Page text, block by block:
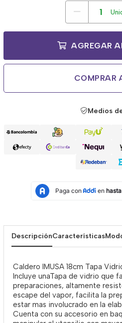
AGREGAR
COMPRAR
Medios
DescripciónCaracterísticas
Caldero IMUSA 18cm Tapa
Incluye unaTapa de vidrio que
preparaciones, altamente
escape del vapor, facilita la
estar mas involucrado en la
Cuenta con su accesorio en